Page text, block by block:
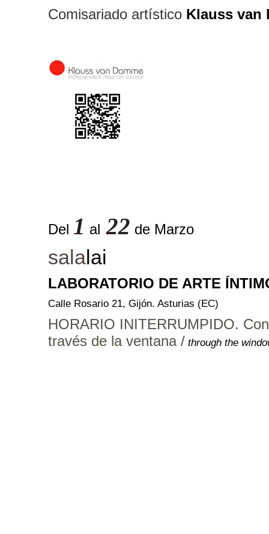
Comisariado artístico Klauss van
Del 1 al 22 de Marzo
salalai
LABORATORIO DE ARTE
Calle Rosario 21, Gijón. Asturias (EC)
HORARIO INITERRUMPIDO.
través de la ventana / through the